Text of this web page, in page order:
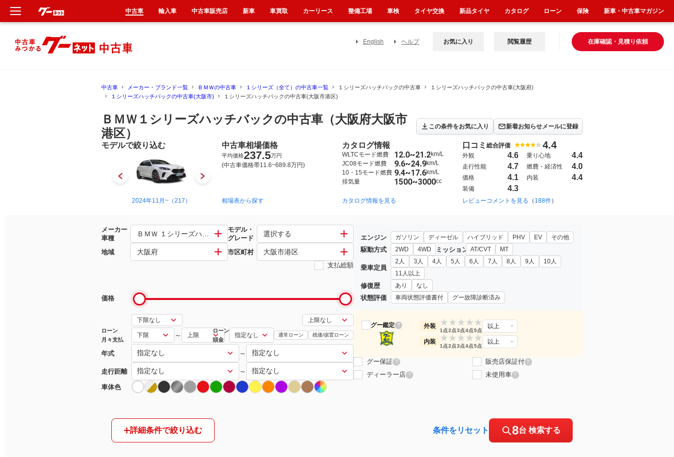
English ヘルプ 在庫確認・見積り依頼
お気に入り 閲覧履歴
中古車 メーカー・ブランド一覧 ＢＭＷの中古車 １シリーズ（全て）の中古車一覧 １シリーズハッチバックの中古車
１シリーズハッチバックの中古車(大阪府)
１シリーズハッチバックの中古車(大阪市)
１シリーズハッチバックの中古車(大阪市港区)
ＢＭＷ１シリーズハッチバックの中古車（大阪府大阪市
港区）
この条件をお気に入り 新着お知らせメールに登録
モデルで絞り込む
2024年11月~（217） 2019年11月~2024年11月（304） 2011年9月~2019年8月（223） 2004年10月~2011年9月（35）
中古車相場価格
平均価格237.5万円
(中古車価格帯11.6~689.8万円)
相場表から探す
カタログ情報
WLTCモード燃費 12.0~21.2km/L
JC08モード燃費
9.6~24.9km/L
10・15モード燃費 9.4~17.6km/L
排気量
1500~3000cc
カタログ情報を見る
口コミ 総合評価 4.4
外観 4.6 乗り心地 4.4
走行性能 4.7 燃費・経済性 4.0
価格 4.1 内装 4.4
装備 4.3
レビューコメントを見る （ 188件）
メーカー
車種
ＢＭＷ １シリーズハッチバックモデル・
グレード
選択する
地域 大阪府 市区町村 大阪市港区
支払総額
価格
ローン
月々支払
～
ローン
頭金
通常ローン 残価/据置ローン
年式 ～
走行距離 ～
車体色
エンジン ガソリン ディーゼル ハイブリッド PHV EV その他
駆動方式 2WD 4WD ミッション AT/CVT MT
乗車定員
2人 3人 4人 5人 6人 7人 8人 9人
10人
11人以上
修復歴 あり なし
状態評価 車両状態評価書付 グー故障診断済み
グー鑑定 ? 外装 ★
1点
★
2点
★
3点
★
4点
★
5点
以上
内装 ★
1点
★
2点
★
3点
★
4点
★
5点
以上
グー保証 ? 販売店保証付 ?
ディーラー店 ? 未使用車 ?
詳細条件で絞り込む 条件をリセット 8台 検索する
中古車 輸入車 中古車販売店 新車 車買取 カーリース 整備工場 車検 タイヤ交換 新品タイヤ カタログ ローン 保険 新車・中古車マガジン
新車